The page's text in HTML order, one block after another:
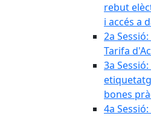
rebut
i accés a
2a
Tarifa
3a
bones
4a